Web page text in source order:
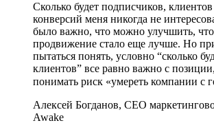
Сколько будет подписчиков,
конверсий меня никогда не
было важно, что можно улучшить,
продвижение стало еще лучше. Но
пытаться понять, условно “сколько
клиентов” все равно важно с
понимать риск «умереть компании с
Алексей Богданов, CEO
Awake